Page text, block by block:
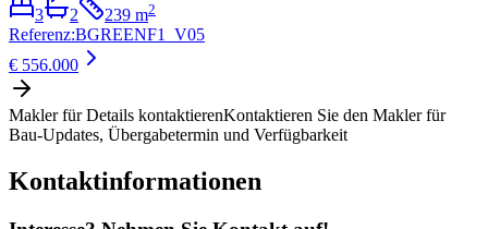
3
2 239 m2
Referenz:BGREENF1_V05
€ 556.000
Makler für Details kontaktierenKontaktieren Sie den Makler für
Bau-Updates, Übergabetermin und Verfügbarkeit
Kontaktinformationen